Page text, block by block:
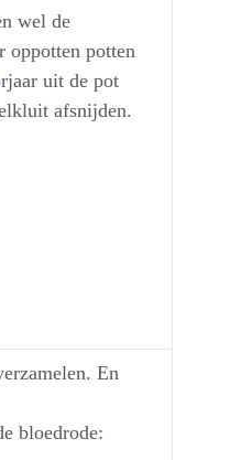
wel de
oppotten potten
uit de pot
afsnijden.
En
bloedrode: